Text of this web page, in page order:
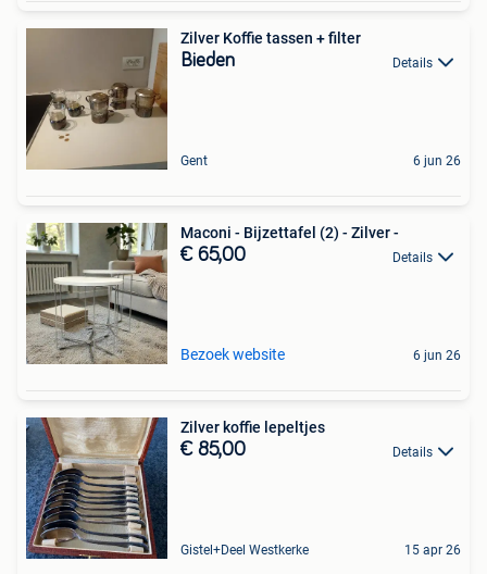
Zilver Koffie tassen + filter
Bieden Details
Gent 6 jun 26
Maconi - Bijzettafel (2) - Zilver -
€ 65,00 Details
Bezoek website 6 jun 26
Zilver koffie lepeltjes
€ 85,00 Details
Gistel+Deel Westkerke 15 apr 26